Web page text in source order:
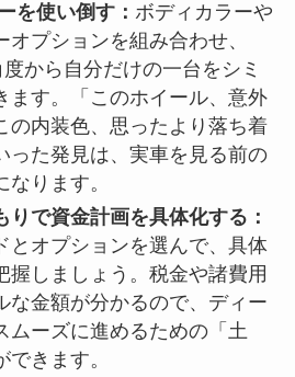
を使い倒す： ボディカラーや
オプションを組み合わせ、
から自分だけの一台をシミ
ます。「このホイール、意外
の内装色、思ったより落ち着
った発見は、実車を見る前の
ります。
りで資金計画を具体化する：
とオプションを選んで、具体
握しましょう。税金や諸費用
な金額が分かるので、ディー
ムーズに進めるための「土
きます。